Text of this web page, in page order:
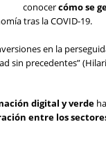
conocercómo se
tras la COVID-19.
en la
sin precedentes”
digital y verde
entre los